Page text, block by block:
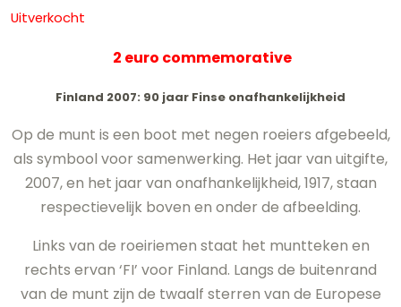
Uitverkocht
2 euro commemorative
Finland 2007: 90 jaar Finse onafhankelijkheid
Op de munt is een boot met negen roeiers afgebeeld,
als symbool voor samenwerking. Het jaar van uitgifte,
2007, en het jaar van onafhankelijkheid, 1917, staan
respectievelijk boven en onder de afbeelding.
Links van de roeiriemen staat het muntteken en
rechts ervan ‘FI’ voor Finland. Langs de buitenrand
van de munt zijn de twaalf sterren van de Europese